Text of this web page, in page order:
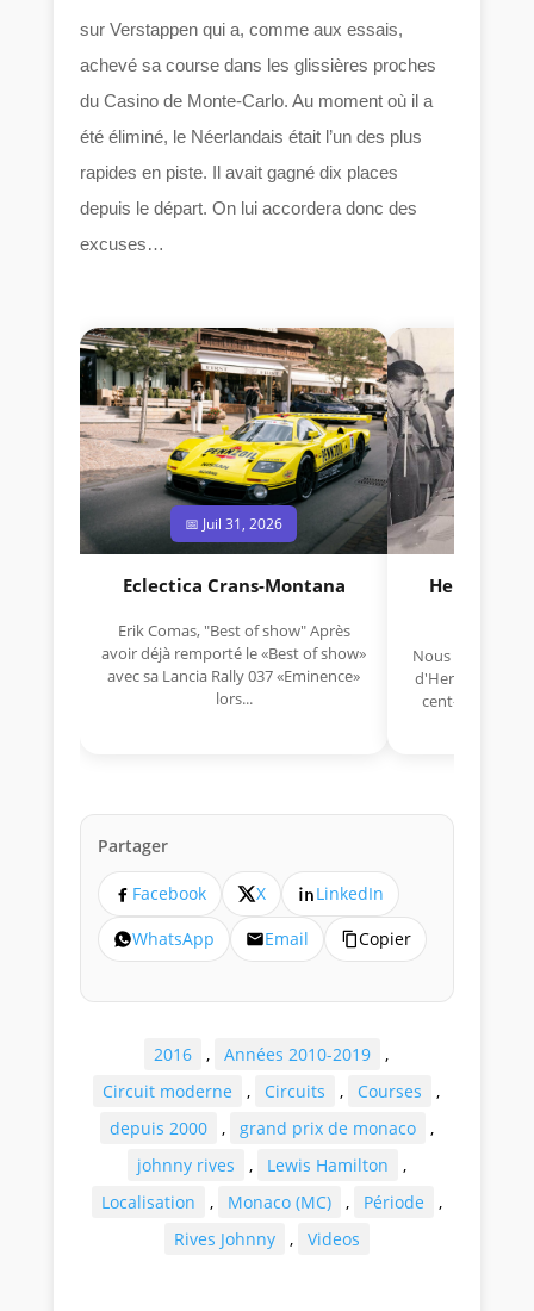
sur Verstappen qui a, comme aux essais,
achevé sa course dans les glissières proches
du Casino de Monte-Carlo. Au moment où il a
été éliminé, le Néerlandais était l’un des plus
rapides en piste. Il avait gagné dix places
depuis le départ. On lui accordera donc des
excuses…
📅 Juil 31, 2026
Eclectica Crans-Montana
Erik Comas, "Best of show" Après
avoir déjà remporté le «Best of show»
avec sa Lancia Rally 037 «Eminence»
lors...
Hermano
Nous avons
d'Hermano Da
cent-unième
Partager
Facebook X
LinkedIn
WhatsApp
Email Copier
2016 , Années 2010-2019
,
Circuit moderne
, Circuits , Courses
,
depuis 2000
, grand prix de monaco
,
johnny rives
, Lewis Hamilton
,
Localisation
, Monaco (MC) , Période
,
Rives Johnny
, Videos